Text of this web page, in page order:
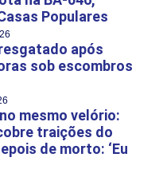
Populares
após
sob escombros
mesmo velório:
traições do
de morto: ‘Eu